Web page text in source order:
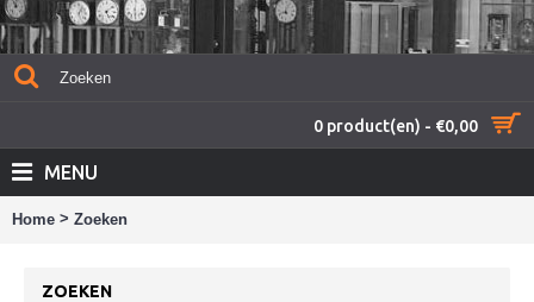
0 product(en) - €0,00
MENU
Home > Zoeken
ZOEKEN